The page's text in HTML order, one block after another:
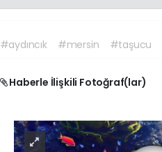
#aydıncık #mersin #taşucu
Haberle İlişkili Fotoğraf(lar)